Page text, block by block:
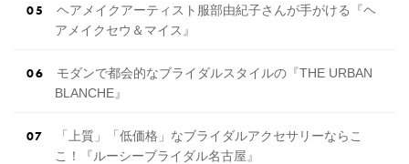
ヘアメイクアーティスト服部由紀子さんが手がける『ヘ
アメイクセウ＆マイス』
モダンで都会的なブライダルスタイルの『THE URBAN
BLANCHE』
「上質」「低価格」なブライダルアクセサリーならこ
こ！『ルーシーブライダル名古屋』